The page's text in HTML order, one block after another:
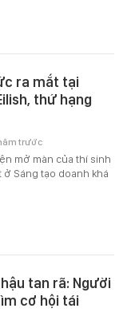
ra mắt tại
thứ hạng
mở màn của thí sinh
Sáng tạo doanh khá
trước
tan rã: Người
cơ hội tái